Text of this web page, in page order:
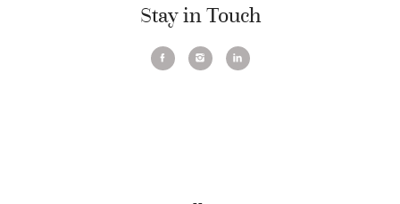
Stay in Touch